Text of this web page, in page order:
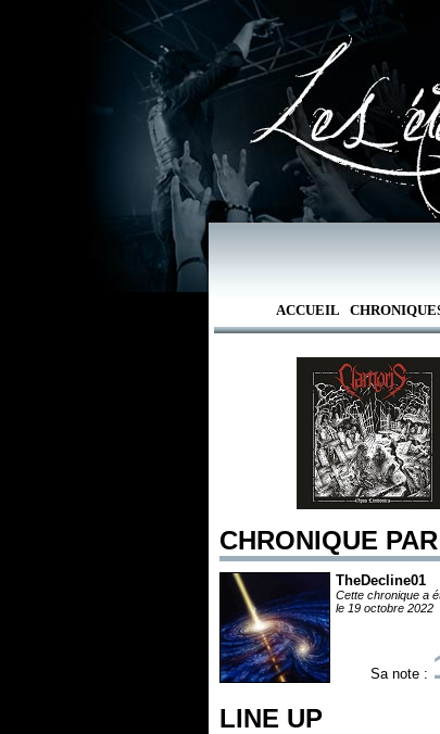
ACCUEIL
CHRONIQUE
TheDecline01
Cette chronique a
le 19 octobre 2022
Sa note :
LINE UP